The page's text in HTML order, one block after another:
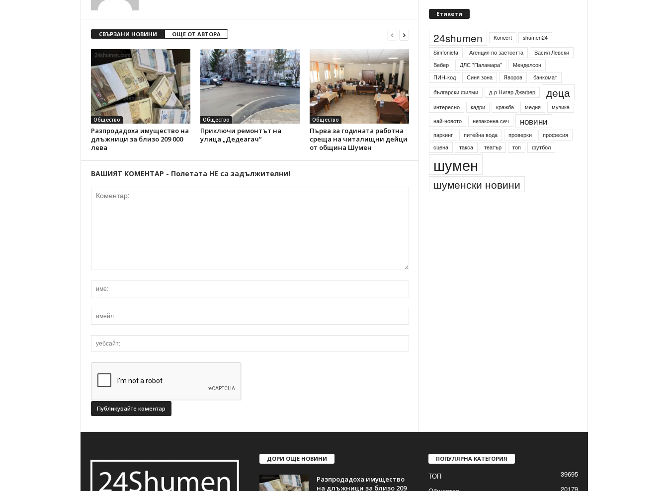
СВЪРЗАНИ НОВИНИ ОЩЕ ОТ АВТОРА
Общество
Разпродадоха имущество на
длъжници за близо 209 000
лева
Общество
Приключи ремонтът на
улица „Дедеагач“
Общество
Първа за годината работна
среща на читалищни дейци
от община Шумен
ВАШИЯТ КОМЕНТАР - Полетата НЕ са задължителни!
Етикети
24shumen Koncert
shumen24
Simfonieta
Агенция по заетостта
Васил Левски
Вебер
ДЛС "Паламара"
Менделсон
ПИН-код
Синя зона Яворов
банкомат
български филми
д-р Нигяр Джафер деца
интересно кадри кражба медия
музика
най-новото
незаконна сеч новини
паркинг питейна вода проверки
професия
сцена
такса театър топ футбол
шумен
шуменски новини
ДОРИ ОЩЕ НОВИНИ
Разпродадоха имущество
на длъжници за близо 209
ПОПУЛЯРНА КАТЕГОРИЯ
ТОП
39695
20179